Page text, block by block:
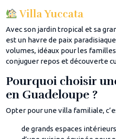
Villa Yuccata
Avec son jardin tropical et sa
est un havre de paix
volumes, idéaux pour les
conjuguer repos et découverte
Pourquoi choisir
en Guadeloupe ?
Opter pour une villa familiale,
de grands espaces